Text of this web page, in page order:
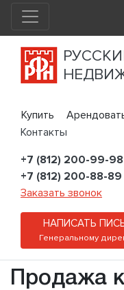
Купить
Контакты
+7 (812) 200-99-98
+7 (812) 200-88-89
Заказать звонок
НАПИСАТЬ
Генеральному
Продажа